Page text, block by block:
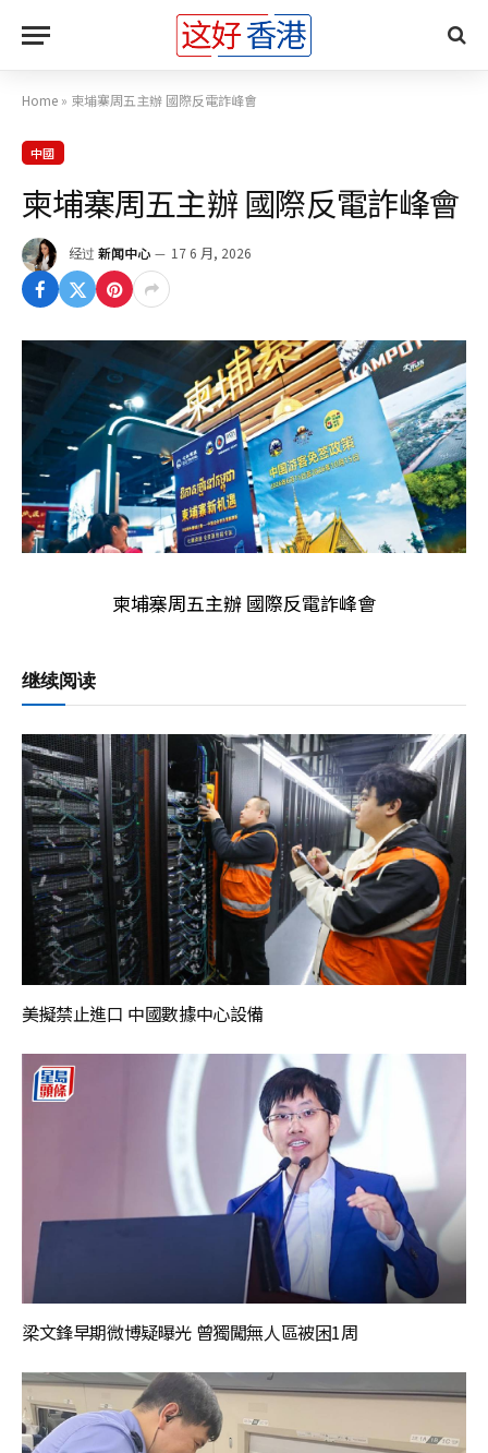
Home » 柬埔寨周五主辦 國際反電詐峰會
中國
柬埔寨周五主辦 國際反電詐峰會
经过 新闻中心 17 6 月, 2026
柬埔寨周五主辦 國際反電詐峰會
继续阅读
美擬禁止進口 中國數據中心設備
梁文鋒早期微博疑曝光 曾獨闖無人區被困1周